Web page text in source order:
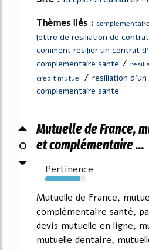
Thèmes liés :
lettre de resiliation de
comment resilier un contrat
complementaire sante /
credit mutuel / resiliation
complementaire sante
0
Mutuelle de France,
et complémentaire ...
Pertinence
84%
Mutuelle de France,
complémentaire santé,
devis mutuelle en ligne,
mutuelle dentaire,